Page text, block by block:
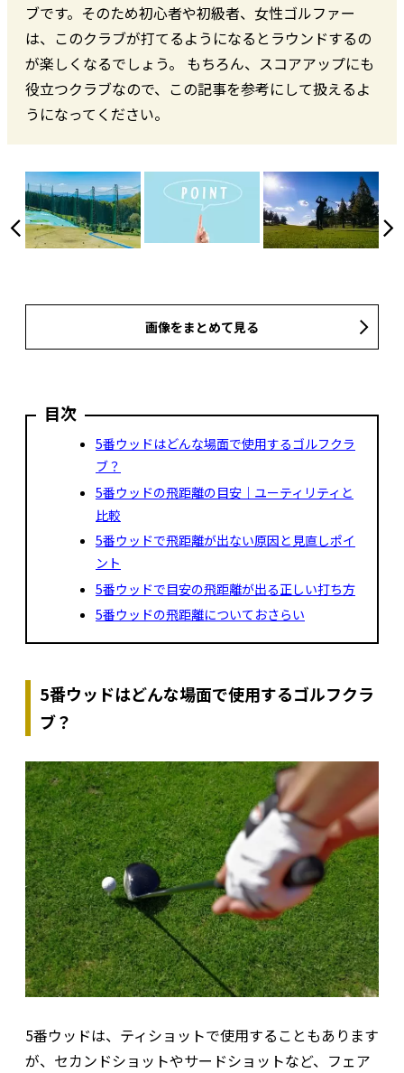
ブです。そのため初心者や初級者、女性ゴルファー
は、このクラブが打てるようになるとラウンドするの
が楽しくなるでしょう。 もちろん、スコアアップにも
役立つクラブなので、この記事を参考にして扱えるよ
うになってください。
画像をまとめて見る
目次
5番ウッドはどんな場面で使用するゴルフクラ
ブ？
5番ウッドの飛距離の目安｜ユーティリティと
比較
5番ウッドで飛距離が出ない原因と見直しポイ
ント
5番ウッドで目安の飛距離が出る正しい打ち方
5番ウッドの飛距離についておさらい
5番ウッドはどんな場面で使用するゴルフクラ
ブ？
5番ウッドは、ティショットで使用することもあります
が、セカンドショットやサードショットなど、フェア